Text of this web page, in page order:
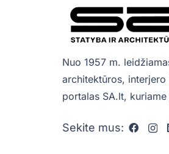
Nuo 1957 m.
architektūros,
portalas SA.lt,
Sekite mus: